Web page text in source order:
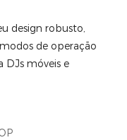
design robusto,
de operação
móveis e